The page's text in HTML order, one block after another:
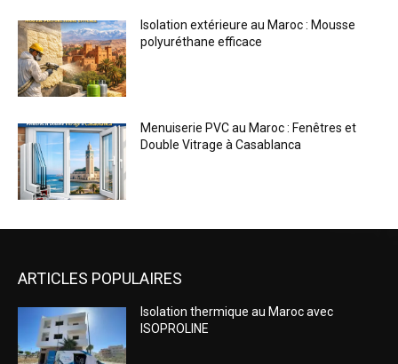
ARTICLES POPULAIRES
Isolation thermique au Maroc avec
ISOPROLINE